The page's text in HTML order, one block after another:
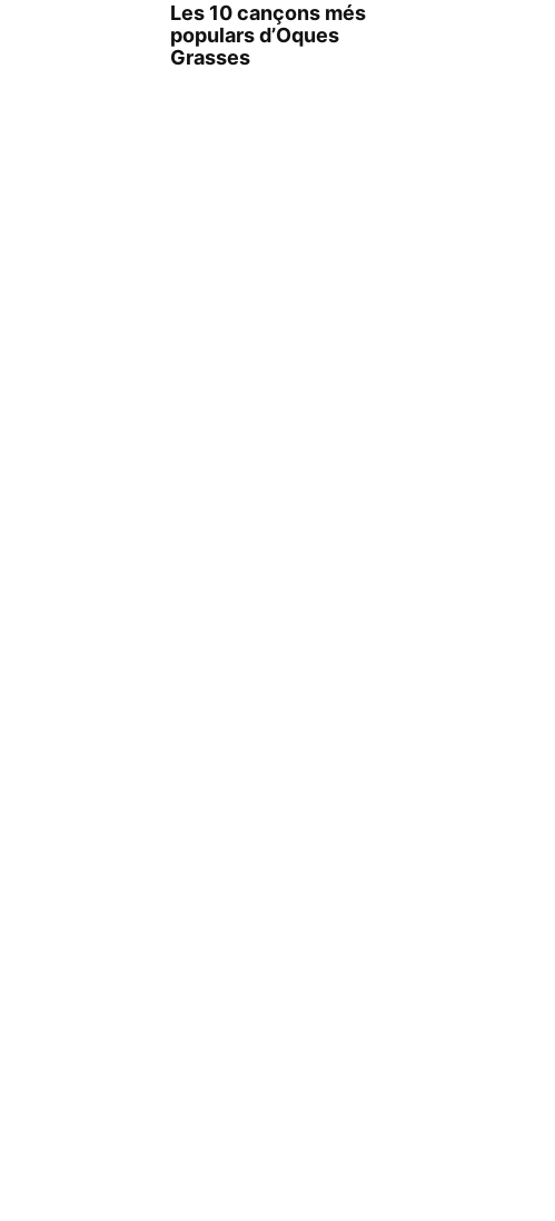
Les 10 cançons més
populars d’Oques
Grasses